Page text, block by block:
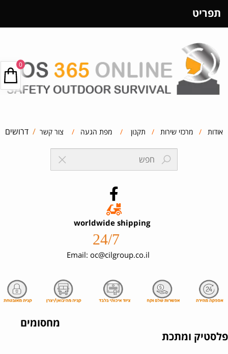
אודות / מרכזי שירות / תקנון / מפת הגעה / צור קשר / דרושים
worldwide shipping
24/7
תפריט
מחסומים
פלסטיק ומתכת
0